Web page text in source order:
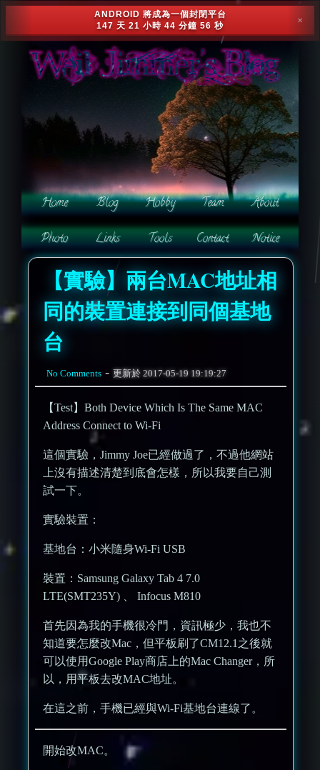
ANDROID 將成為一個封閉平台
147 天 21 小時 44 分鐘 52 秒
✕
【實驗】兩台MAC地址相
同的裝置連接到同個基地
台
No Comments -更新於2017-05-19 19:19:27
【Test】Both Device Which Is The Same MAC
Address Connect to Wi-Fi
這個實驗，Jimmy Joe已經做過了，不過他網站
上沒有描述清楚到底會怎樣，所以我要自己測
試一下。
實驗裝置：
基地台：小米隨身Wi-Fi USB
裝置：Samsung Galaxy Tab 4 7.0
LTE(SMT235Y) 、 Infocus M810
首先因為我的手機很冷門，資訊極少，我也不
知道要怎麼改Mac，但平板刷了CM12.1之後就
可以使用Google Play商店上的Mac Changer，所
以，用平板去改MAC地址。
在這之前，手機已經與Wi-Fi基地台連線了。
開始改MAC。